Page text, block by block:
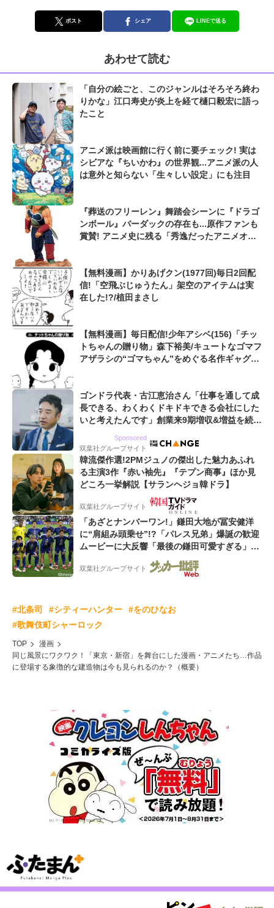
ポスト シェア LINEで送る
あわせて読む
「自分の絵ごと、このジャンルはそろそろ終わ
りかな」江口寿史が炎上を経て樋口毅宏に語っ
たこと
アニメ派は映画館に行く前に要チェック! 実は
シビアな『ちいかわ』の世界観...アニメ派の人
は意外と知らない「生々しい設定」にも注目
『葬送のフリーレン』舞踏会シーンに『ドラゴ
ンボール』バーダックの存在も...原作ファンも
賞賛! アニメ史に残る「秀逸だったアニメオリ
【無料漫画】かりあげクン(1977回)毎日2回配
信!「空飛ぶじゅうたん」架空のアイテムは実
在した!?/植田まさし
【無料漫画】毎日配信!少年アシベ(156)「チッ
トちゃんの贈り物」森下裕美/キュートなゴマフ
アザラシの“ゴマちゃん”をめぐる名作ギャグ4
ゴンドラ代表・古江恵治さん「仕事を通して成
長できる、わくわくドキドキできる会社にした
いと考えたんです」創業来9期増収&増益を続け
Sponsored
双葉社グループサイト
韓流傑作選!2PMジュノの傑出した魅力あふれ
る主演3作『赤い袖先』『テプン商事』ほか見
どころ一挙解説【サランヘジョ韓ドラ】
双葉社グループサイト
「あざとナンバーワン!」鎌田大地が冨安健洋
に“肩組み頭乗せ”!?「パレス兄弟」爆誕の歓迎
ムービーに大反響「最後の鎌田可愛すぎる」
「粋にも程がある!」
双葉社グループサイト
#北条司 #シティーハンター
#をのひなお
#歌舞伎町シャーロック
TOP
漫画
同じ風景にワクワク！「東京・新宿」を舞台にした漫画・アニメたち…作品
に登場する象徴的な建造物は今も見られるのか？（概要）